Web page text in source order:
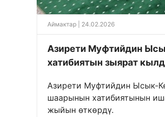
Аймактар | 24.02.2026
Азирети Муфтийдин
хатибиятын зыярат
Азирети Муфтийдин Ысык-
шаарынын хатибиятынын
жыйын өткөрдү.